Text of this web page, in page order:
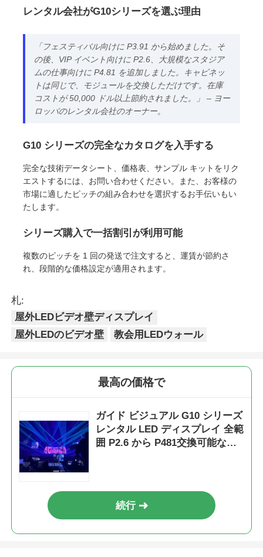
レンタル会社がG10シリーズを選ぶ理由
「フェスティバル向けに P3.91 から始めました。そ
の後、VIP イベント向けに P2.6、大規模なスタジア
ムの仕事向けに P4.81 を追加しました。キャビネッ
トは同じで、モジュールを交換しただけです。在庫
コストが 50,000 ドル以上節約されました。」 – ヨー
ロッパのレンタル会社のオーナー。
G10 シリーズの完全なカタログを入手する
完全な技術データシート、価格表、サンプル キットをリク
エストするには、お問い合わせください。また、お客様の
市場に適したピッチの組み合わせを選択するお手伝いもい
たします。
シリーズ購入で一括割引が利用可能
複数のピッチを 1 回の発送で注文すると、運賃が節約さ
れ、段階的な価格設定が適用されます。
札:
屋外LEDビデオ壁ディスプレイ
屋外LEDのビデオ壁
教会用LEDウォール
最高の価格で
ガイド ビジュアル G10 シリーズ
レンタル LED ディスプレイ 全範
囲 P2.6 から P481交換可能なキ
続行